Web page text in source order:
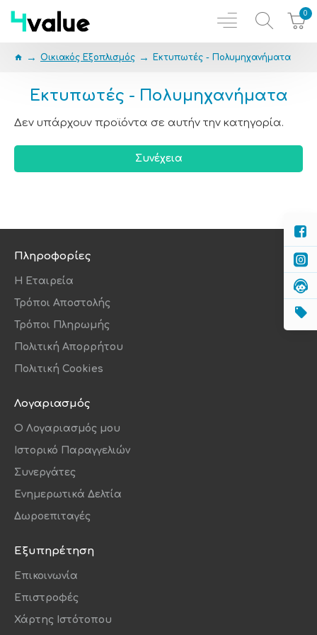
0
Οικιακός Εξοπλισμός Εκτυπωτές - Πολυμηχανήματα
Εκτυπωτές - Πολυμηχανήματα
Δεν υπάρχουν προϊόντα σε αυτήν την κατηγορία.
Συνέχεια
Πληροφορίες
Η Εταιρεία
Τρόποι Αποστολής
Τρόποι Πληρωμής
Πολιτική Απορρήτου
Πολιτική Cookies
Λογαριασμός
O Λογαριασμός μου
Ιστορικό Παραγγελιών
Συνεργάτες
Ενημερωτικά Δελτία
Δωροεπιταγές
Εξυπηρέτηση
Επικοινωνία
Επιστροφές
Χάρτης Ιστότοπου